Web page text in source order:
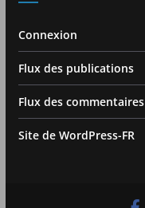
Connexion
Flux des publications
Flux des commentaires
Site de WordPress-FR